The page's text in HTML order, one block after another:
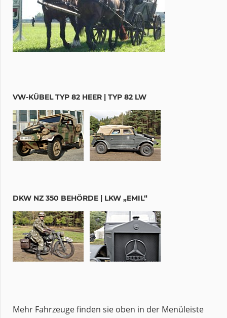
VW-KÜBEL TYP 82 HEER | TYP 82 LW
DKW NZ 350 BEHÖRDE | LKW „EMIL“
Mehr Fahrzeuge finden sie oben in der Menüleiste